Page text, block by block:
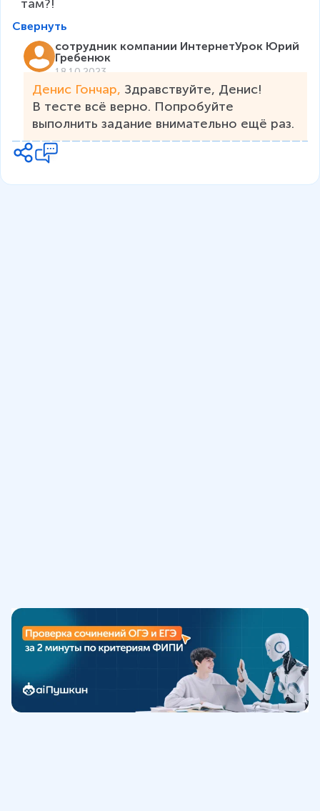
там?!
Свернуть
сотрудник компании ИнтернетУрок Юрий
Гребенюк
18.10.2023
Денис Гончар, Здравствуйте, Денис!
В тесте всё верно. Попробуйте
выполнить задание внимательно ещё раз.